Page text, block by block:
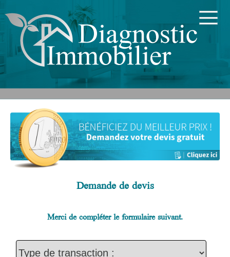
Demande de devis
Merci de compléter le formulaire suivant.